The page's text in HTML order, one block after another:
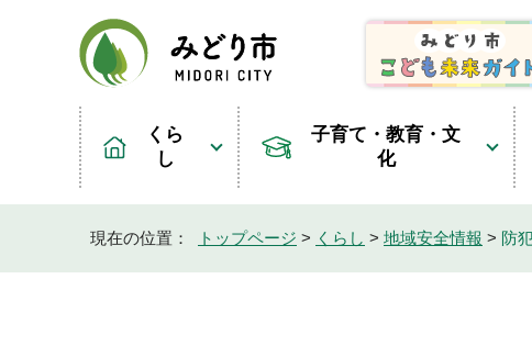
くら
し
子育て・教育・文
化
現在の位置： トップページ > くらし > 地域安全情報 > 防